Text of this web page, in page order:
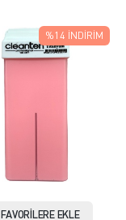
FAVORILERE EKLE
%14 İNDIRIM